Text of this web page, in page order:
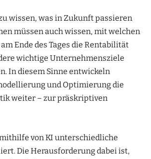
wissen, was in Zukunft passieren
müssen auch wissen, mit welchen
Ende des Tages die Rentabilität
wichtige Unternehmensziele
In diesem Sinne entwickeln
und Optimierung die
weiter – zur präskriptiven
von KI unterschiedliche
Die Herausforderung dabei ist,